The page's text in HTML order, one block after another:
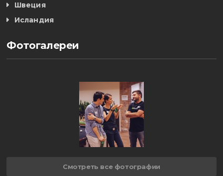
Швеция
Исландия
Фотогалереи
Смотреть все фотографии